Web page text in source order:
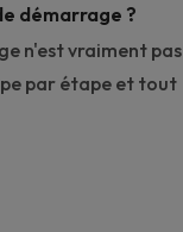
démarrage ?
n'est vraiment pas
par étape et tout